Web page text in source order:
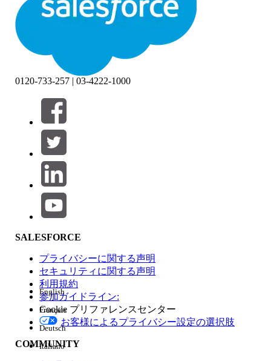
閉じる 閉じる
絞り込み条件 (0)
絞り込み条件を選択
製品エリア
機能の影響
エディション
0120-733-257 | 03-4222-1000
SALESFORCE
プライバシーに関する声明
セキュリティに関する声明
利用規約
参加ガイドライン:
Cookie プリファレンスセンター
お客様によるプライバシー設定の選択肢
COMMUNITY
English
Français
Deutsch
Italiano